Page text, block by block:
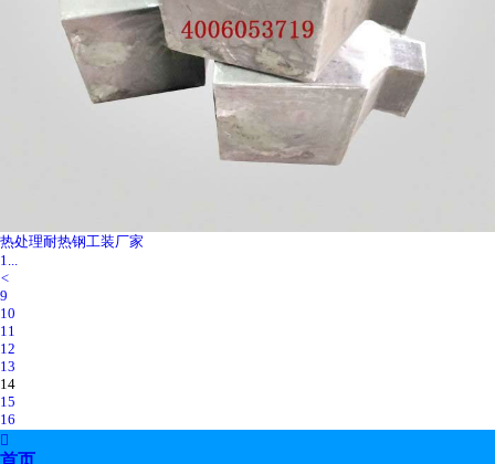
热处理耐热钢工装厂家
1...
<
9
10
11
12
13
14
15
16
17
18

首页